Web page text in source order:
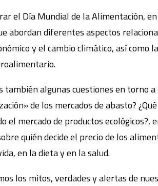
el Día Mundial de la Alimentación,
abordan diferentes aspectos
y el cambio climático, así
también algunas cuestiones en torno
de los mercados de abasto?
el mercado de productos ecológicos?,
quién decide el precio de los
en la dieta y en la salud.
los mitos, verdades y alertas de